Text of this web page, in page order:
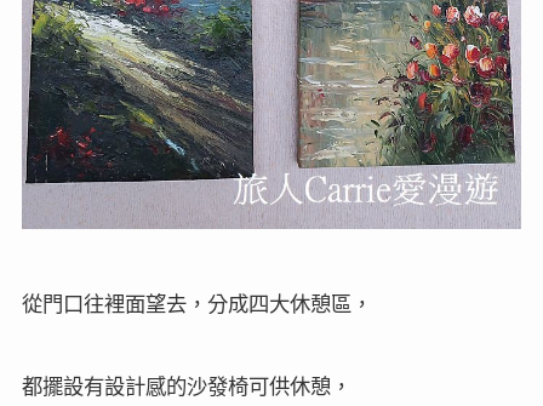
從門口往裡面望去，分成四大休憩區，
都擺設有設計感的沙發椅可供休憩，